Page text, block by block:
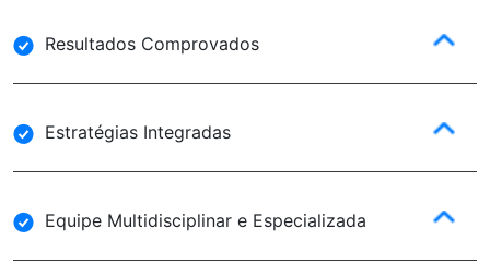
Resultados Comprovados
Estratégias Integradas
Equipe Multidisciplinar e Especializada